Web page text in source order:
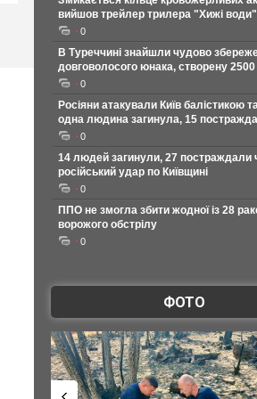
вийшов трейлер трилера "Хижі води"
0
В Туреччині знайшли чудово
довговолосого юнака, створену 2500
0
Росіяни атакували Київ балістикою
одна людина загинула, 15
0
14 людей загинули, 27 постраждали
російський удар по Київщині
0
ППО не змогла збити жодної із 28
ворожого обстрілу
0
ФОТО